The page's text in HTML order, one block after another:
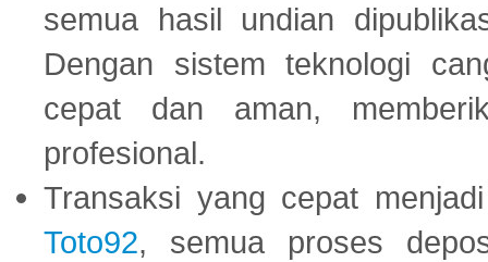
semua hasil undian
Dengan sistem teknologi
cepat dan aman,
profesional.
Transaksi yang cepat
Toto92, semua proses